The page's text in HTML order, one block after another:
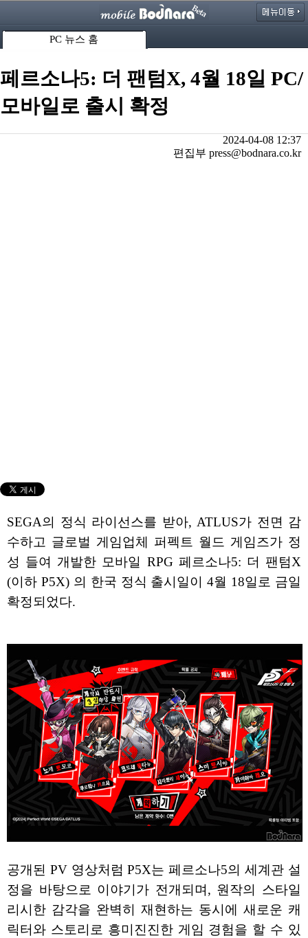
PC 뉴스 홈
페르소나5: 더 팬텀X, 4월 18일 PC/
모바일로 출시 확정
2024-04-08 12:37
편집부 press@bodnara.co.kr
SEGA의 정식 라이선스를 받아, ATLUS가 전면 감
수하고 글로벌 게임업체 퍼펙트 월드 게임즈가 정
성 들여 개발한 모바일 RPG 페르소나5: 더 팬텀X
(이하 P5X) 의 한국 정식 출시일이 4월 18일로 금일
확정되었다.
공개된 PV 영상처럼 P5X는 페르소나5의 세계관 설
정을 바탕으로 이야기가 전개되며, 원작의 스타일
리시한 감각을 완벽히 재현하는 동시에 새로운 캐
릭터와 스토리로 흥미진진한 게임 경험을 할 수 있